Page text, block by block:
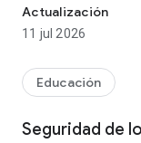
Embárcate en un
interfaz fácil de
en tu bolsillo. Aquí
🔍Búsqueda de
esfuerzo con
Actualización
11 jul 2026
Educación
Seguridad de